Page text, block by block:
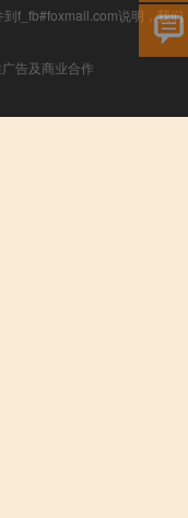
f_fb#foxmail.com说明，我们
告及商业合作